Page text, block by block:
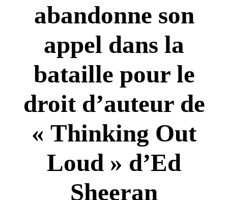
abandonne son
appel dans la
bataille pour le
droit d’auteur de
« Thinking Out
Loud » d’Ed
Sheeran